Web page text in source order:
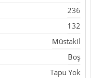
236
132
Müstakil
Boş
Tapu Yok